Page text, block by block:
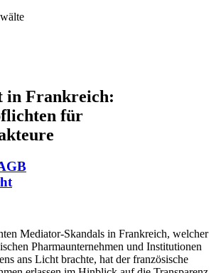
in Frankreich:
für
Mediator-Skandals in Frankreich, welcher
Pharmaunternehmen und Institutionen
ans Licht brachte, hat der französische